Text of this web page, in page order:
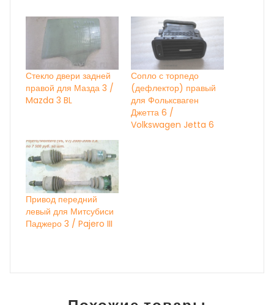
Стекло двери задней
правой для Мазда 3 /
Mazda 3 BL
Сопло с торпедо
(дефлектор) правый
для Фольксваген
Джетта 6 /
Volkswagen Jetta 6
Привод передний
левый для Митсубиси
Паджеро 3 / Pajero III